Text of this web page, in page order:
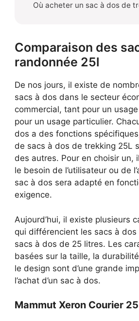
Où acheter un sac à dos de
Comparaison des
randonnée 25l
De nos jours, il existe de
sacs à dos dans le secteur
commercial, tant pour un
pour un usage particulier.
dos a des fonctions
de sacs à dos de trekking 25L
des autres. Pour en choisir un,
le besoin de l’utilisateur ou de
sac à dos sera adapté en
exigence.
Aujourd’hui, il existe plusieurs
qui différencient les sacs à
sacs à dos de 25 litres. Les
basées sur la taille, la
le design sont d’une grande
l’achat d’un sac à dos.
Mammut Xeron Courier 25